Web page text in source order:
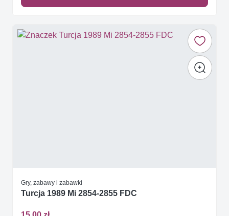
Gry, zabawy i zabawki
Turcja 1989 Mi 2854-2855 FDC